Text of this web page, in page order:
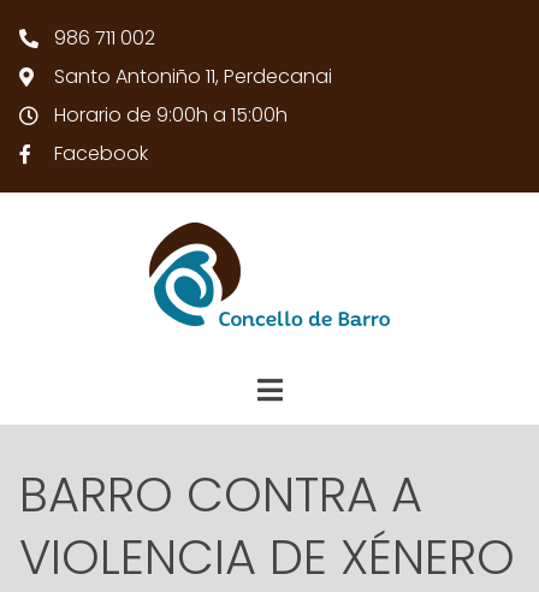
986 711 002
Santo Antoniño 11, Perdecanai
Horario de 9:00h a 15:00h
Facebook
BARRO CONTRA A
VIOLENCIA DE XÉNERO